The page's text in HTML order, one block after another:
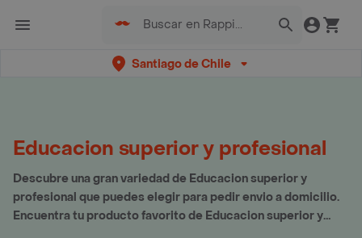
Santiago de Chile
Educacion superior y profesional
Descubre una gran variedad de Educacion superior y
profesional que puedes elegir para pedir envio a domicilio.
Encuentra tu producto favorito de Educacion superior y